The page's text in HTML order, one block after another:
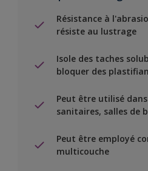
Résistance à
résiste au lustrage
Isole des taches
bloquer des
Peut être utilisé dans
sanitaires, salles de
Peut être employé
multicouche